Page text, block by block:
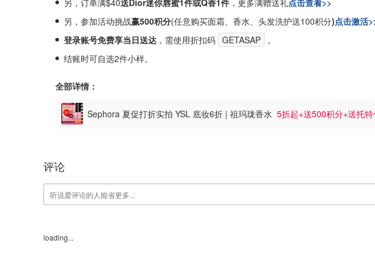
另，订单满$40送Dior迷你唇蜜1件或Q香1件 ，更多满赠送礼点击查看>>
另，参加活动挑战赢500积分(任意购买面霜、香水、头发洗护送100积分)点击激活
登录账号免费享当日送达 ，需使用折扣码 GETASAP 。
结账时可自选2件小样。
全部详情：
Sephora 夏促打折实拍 YSL 底妆6折 | 祖玛珑香水 5折起+送500积分+送托
评论
loading...